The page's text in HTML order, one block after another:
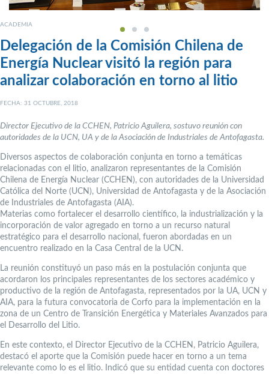
ACADEMIA
Delegación de la Comisión Chilena de
Energía Nuclear visitó la región para
analizar colaboración en torno al litio
FECHA: 31 OCTUBRE, 2018
Director Ejecutivo de la CCHEN, Patricio Aguilera, sostuvo reunión con
autoridades de la UCN, UA y de la Asociación de Industriales de Antofagasta.
Diversos aspectos de colaboración conjunta en torno a temáticas
relacionadas con el litio, analizaron representantes de la Comisión
Chilena de Energía Nuclear (CCHEN), con autoridades de la Universidad
Católica del Norte (UCN), Universidad de Antofagasta y de la Asociación
de Industriales de Antofagasta (AIA).
Materias como fortalecer el desarrollo científico, la industrialización y la
incorporación de valor agregado en torno a un recurso natural
estratégico para el desarrollo nacional, fueron abordadas en un
encuentro realizado en la Casa Central de la UCN.
La reunión constituyó un paso más en la postulación conjunta que
acordaron los principales representantes de los sectores académico y
productivo de la región de Antofagasta, representados por la UA, UCN y
AIA, para la futura convocatoria de Corfo para la implementación en la
zona de un Centro de Transición Energética y Materiales Avanzados para
el Desarrollo del Litio.
En este contexto, el Director Ejecutivo de la CCHEN, Patricio Aguilera,
destacó el aporte que la Comisión puede hacer en torno a un tema
relevante como lo es el litio. Indicó que su entidad cuenta con doctores